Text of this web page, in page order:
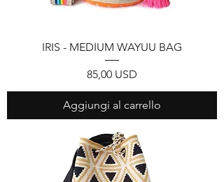
IRIS - MEDIUM WAYUU BAG
Prezzo
85,00 USD
Aggiungi al carrello